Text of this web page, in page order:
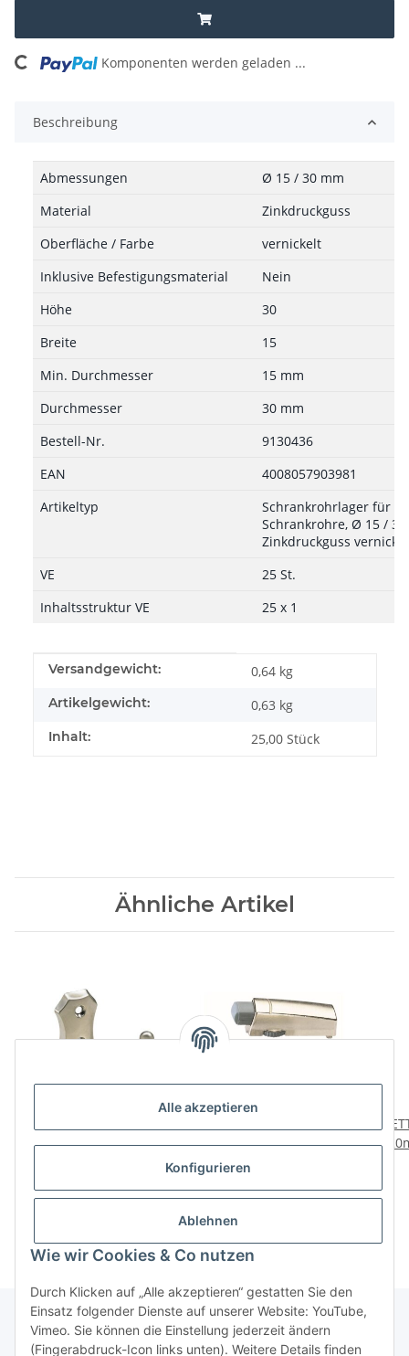
Alle akzeptieren
Konfigurieren
Ablehnen
Wie wir Cookies & Co nutzen
Durch Klicken auf „Alle akzeptieren“ gestatten Sie den
Einsatz folgender Dienste auf unserer Website: YouTube,
Vimeo. Sie können die Einstellung jederzeit ändern
(Fingerabdruck-Icon links unten). Weitere Details finden
Loading... Komponenten werden geladen ...
Beschreibung
Abmessungen
Ø 15 / 30 mm
Material
Zinkdruckguss
Oberfläche / Farbe
vernickelt
Inklusive Befestigungsmaterial
Nein
Höhe
30
Breite
15
Min. Durchmesser
15 mm
Durchmesser
30 mm
Bestell-Nr.
9130436
EAN
4008057903981
Artikeltyp
Schrankrohrlager für
Schrankrohre, Ø 15 /
Zinkdruckguss
VE
25 St.
Inhaltsstruktur VE
25 x 1
Produkteigenschaft
Wert
Versandgewicht: 0,64 kg
Artikelgewicht: 0,63 kg
Inhalt: 25,00 Stück
Ähnliche Artikel
77 x 47 x 30 mm,
Zinkdruckguss vernickelt
Möbeltürdämpfer mit
regulierbarer
Aufschrauben,
Zinkdruckguss vernickelt
9,99 €